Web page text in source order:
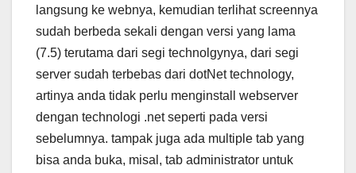
langsung ke webnya, kemudian terlihat screennya
sudah berbeda sekali dengan versi yang lama
(7.5) terutama dari segi technolgynya, dari segi
server sudah terbebas dari dotNet technology,
artinya anda tidak perlu menginstall webserver
dengan technologi .net seperti pada versi
sebelumnya. tampak juga ada multiple tab yang
bisa anda buka, misal, tab administrator untuk